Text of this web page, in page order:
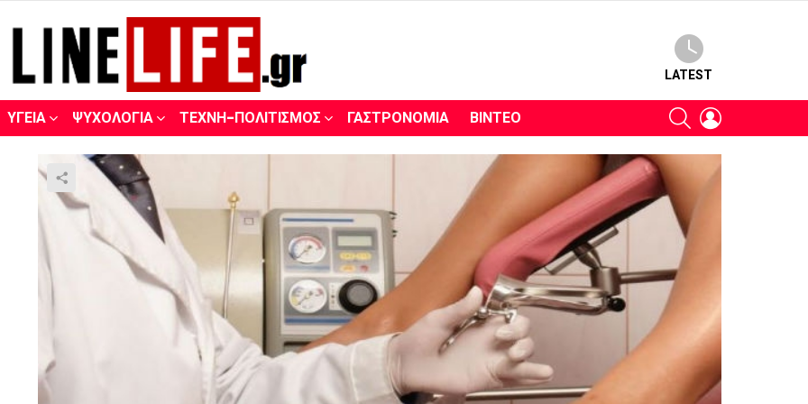
LATEST
ΥΓΕΊΑ ΨΥΧΟΛΟΓΊΑ ΤΈΧΝΗ-ΠΟΛΙΤΙΣΜΌΣ ΓΑΣΤΡΟΝΟΜΊΑ ΒΊΝΤΕΟ SEARCH